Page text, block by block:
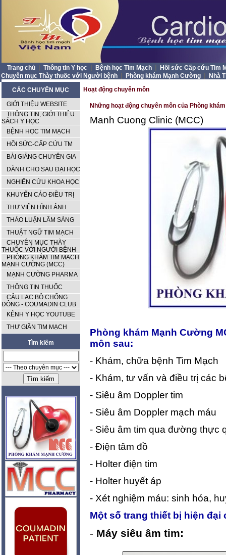
Trang chủ Thông tin Y học Bệnh học Tim Mạch
Hồi sức Cấp cứu Tim
Chuyên mục Thày thuốc với Người bệnh
Phòng khám Mạnh Cường
Nhà
CÁC CHUYÊN MỤC
GIỚI THIỆU WEBSITE
THÔNG TIN, GIỚI THIỆU
SÁCH Y HỌC
BỆNH HỌC TIM MẠCH
HỒI SỨC-CẤP CỨU TM
BÀI GIẢNG CHUYÊN GIA
DÀNH CHO SAU ĐẠI HỌC
NGHIÊN CỨU KHOA HỌC
KHUYẾN CÁO ĐIỀU TRỊ
THƯ VIỆN HÌNH ẢNH
THẢO LUẬN LÂM SÀNG
THUẬT NGỮ TIM MẠCH
CHUYÊN MỤC THÀY
THUỐC VỚI NGƯỜI BỆNH
PHÒNG KHÁM TIM MẠCH
MẠNH CƯỜNG (MCC)
MẠNH CƯỜNG PHARMA
THÔNG TIN THUỐC
CÂU LẠC BỘ CHỐNG
ĐÔNG - COUMADIN CLUB
KÊNH Y HỌC YOUTUBE
THƯ GIÃN TIM MẠCH
Tìm kiếm
Hoạt động chuyên môn
Những hoạt động chuyên môn của Phòng
Manh Cuong Clinic (MCC)
Phòng khám Mạnh Cường
môn sau:
- Khám, chữa bệnh Tim Mạch
- Khám, tư vấn và điều trị các
- Siêu âm Doppler tim
- Siêu âm Doppler mạch máu
- Siêu âm tim qua đường thực
- Điện tâm đồ
- Holter điện tim
- Holter huyết áp
- Xét nghiệm máu: sinh hóa,
Một số trang thiết bị hiện đại
- Máy siêu âm tim: